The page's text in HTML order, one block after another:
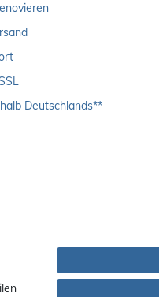
Deutschlands**